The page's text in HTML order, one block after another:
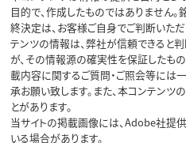
目的で、作成したものではありません
終決定は、お客様ご自身でご判断いた
テンツの情報は、弊社が信頼できると
が、その情報源の確実性を保証したも
載内容に関するご質問・ご照会等には
承お願い致します。また、本コンテン
とがあります。
当サイトの掲載画像には、Adobe社提
いる場合があります。